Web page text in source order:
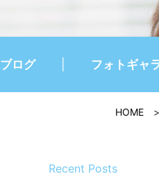
ブログ フォトギャ
HOME >
Recent Posts